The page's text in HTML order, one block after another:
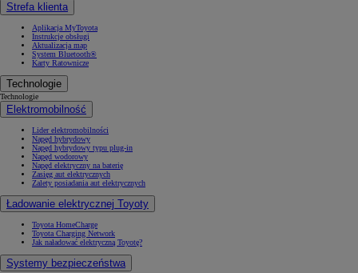
Strefa klienta
Aplikacja MyToyota
Instrukcje obsługi
Aktualizacja map
System Bluetooth®
Karty Ratownicze
Technologie
Technologie
Elektromobilność
Lider elektromobilności
Napęd hybrydowy
Napęd hybrydowy typu plug-in
Napęd wodorowy
Napęd elektryczny na baterię
Zasięg aut elektrycznych
Zalety posiadania aut elektrycznych
Ładowanie elektrycznej Toyoty
Toyota HomeCharge
Toyota Charging Network
Jak naładować elektryczną Toyotę?
Systemy bezpieczeństwa